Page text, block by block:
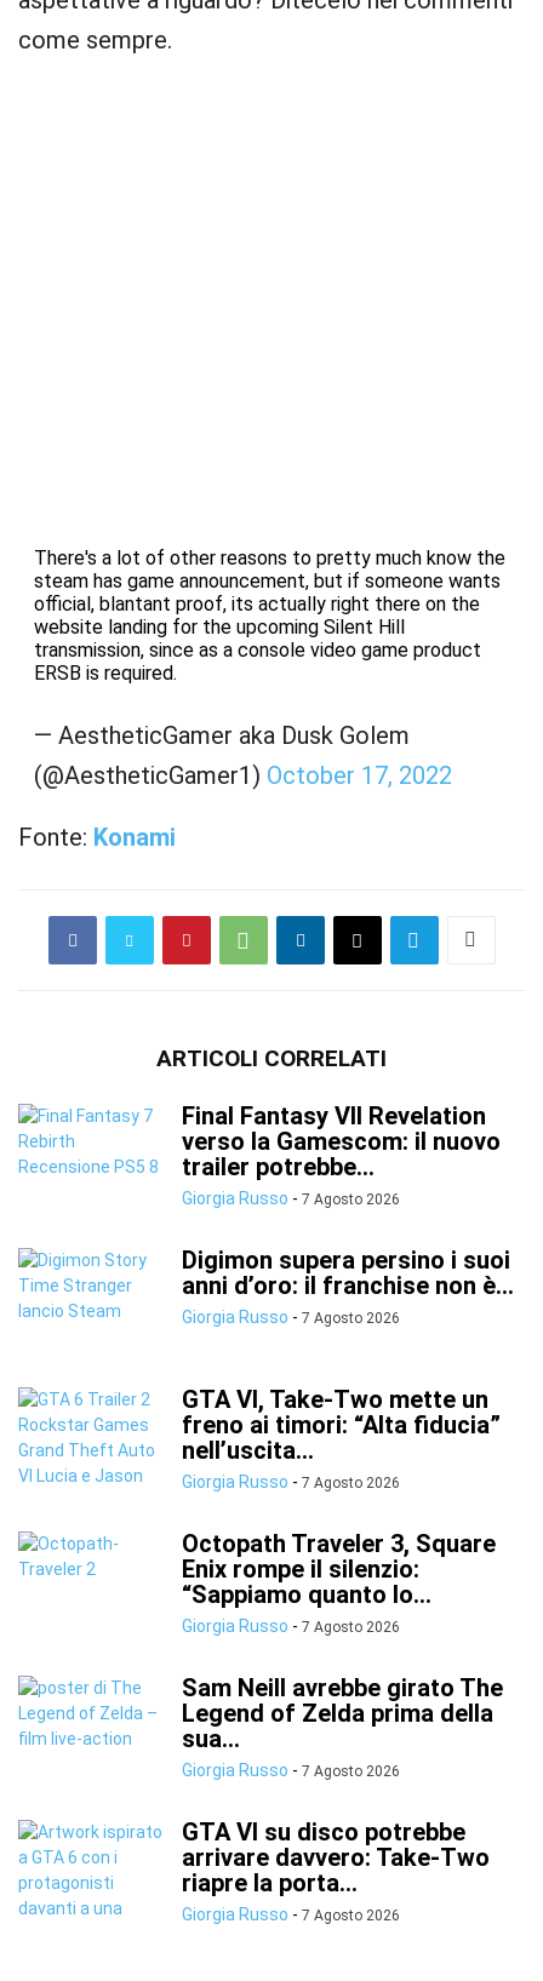
come sempre.
There's a lot of other reasons to pretty much know the
steam has game announcement, but if someone wants
official, blantant proof, its actually right there on the
website landing for the upcoming Silent Hill
transmission, since as a console video game product
ERSB is required.
— AestheticGamer aka Dusk Golem
(@AestheticGamer1) October 17, 2022
Fonte: Konami
ARTICOLI CORRELATI
Final Fantasy VII Revelation
verso la Gamescom: il nuovo
trailer potrebbe...
Giorgia Russo - 7 Agosto 2026
Digimon supera persino i suoi
anni d’oro: il franchise non è...
Giorgia Russo - 7 Agosto 2026
GTA VI, Take-Two mette un
freno ai timori: “Alta fiducia”
nell’uscita...
Giorgia Russo - 7 Agosto 2026
Octopath Traveler 3, Square
Enix rompe il silenzio:
“Sappiamo quanto lo...
Giorgia Russo - 7 Agosto 2026
Sam Neill avrebbe girato The
Legend of Zelda prima della
sua...
Giorgia Russo - 7 Agosto 2026
GTA VI su disco potrebbe
arrivare davvero: Take-Two
riapre la porta...
Giorgia Russo - 7 Agosto 2026